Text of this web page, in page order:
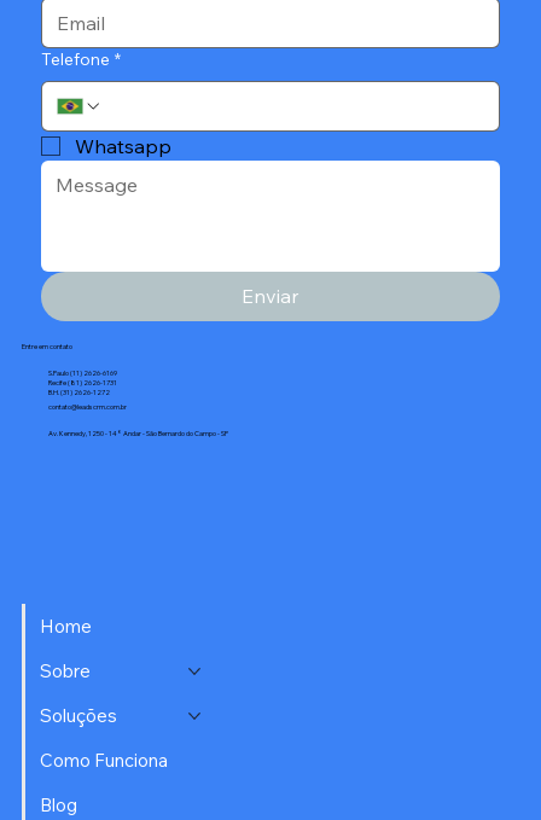
Telefone *
Whatsapp
Enviar
Home
Sobre
Soluções
Como Funciona
Blog
Entre em contato
S.Paulo (11) 2626-6169
Recife (81) 2626-1731
B.H. (31) 2626-1272
contato@leadscrm.com.br
Av. Kennedy, 1250 - 14° Andar - São Bernardo do Campo - SP